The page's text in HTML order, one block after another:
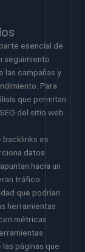
esencial de
seguimiento
las campañas y
Para
que permitan
del sitio web.
backlinks es
datos
hacia un
tráfico.
que podrían
herramientas
métricas
páginas que